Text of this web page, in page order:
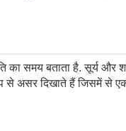
का समय बताता है. सूर्य और
से असर दिखाते हैं जिसमें से